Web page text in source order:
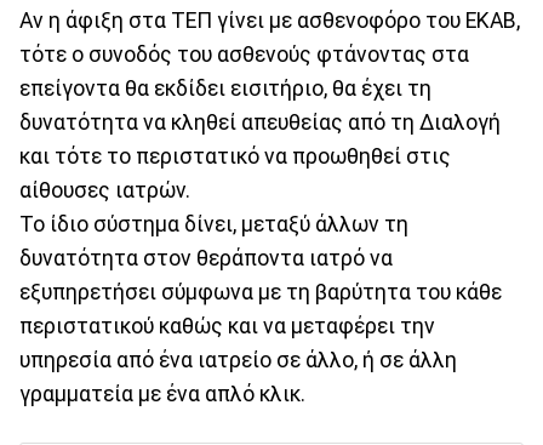
Αν η άφιξη στα ΤΕΠ γίνει με ασθενοφόρο του ΕΚΑΒ,
τότε ο συνοδός του ασθενούς φτάνοντας στα
επείγοντα θα εκδίδει εισιτήριο, θα έχει τη
δυνατότητα να κληθεί απευθείας από τη Διαλογή
και τότε το περιστατικό να προωθηθεί στις
αίθουσες ιατρών.
Το ίδιο σύστημα δίνει, μεταξύ άλλων τη
δυνατότητα στον θεράποντα ιατρό να
εξυπηρετήσει σύμφωνα με τη βαρύτητα του κάθε
περιστατικού καθώς και να μεταφέρει την
υπηρεσία από ένα ιατρείο σε άλλο, ή σε άλλη
γραμματεία με ένα απλό κλικ.